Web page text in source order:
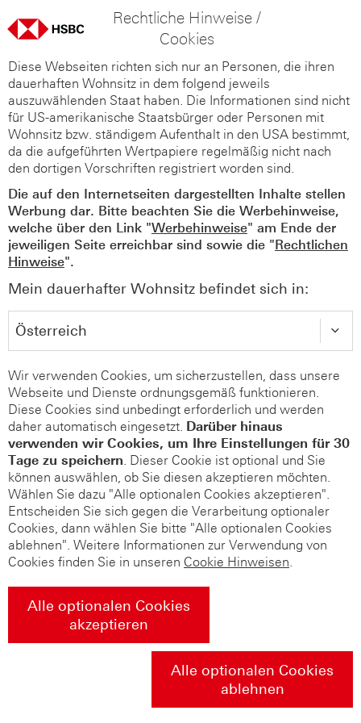
Rechtliche Hinweise /
Cookies
Diese Webseiten richten sich nur an Personen, die ihren
dauerhaften Wohnsitz in dem folgend jeweils
auszuwählenden Staat haben. Die Informationen sind nicht
für US-amerikanische Staatsbürger oder Personen mit
Wohnsitz bzw. ständigem Aufenthalt in den USA bestimmt,
da die aufgeführten Wertpapiere regelmäßig nicht nach
den dortigen Vorschriften registriert worden sind.
Die auf den Internetseiten dargestellten Inhalte stellen
Werbung dar. Bitte beachten Sie die Werbehinweise,
welche über den Link "Werbehinweise" am Ende der
jeweiligen Seite erreichbar sind sowie die "Rechtlichen
Hinweise".
Mein dauerhafter Wohnsitz befindet sich in:
Wir verwenden Cookies, um sicherzustellen, dass unsere
Webseite und Dienste ordnungsgemäß funktionieren.
Diese Cookies sind unbedingt erforderlich und werden
daher automatisch eingesetzt. Darüber hinaus
verwenden wir Cookies, um Ihre Einstellungen für 30
Tage zu speichern. Dieser Cookie ist optional und Sie
können auswählen, ob Sie diesen akzeptieren möchten.
Wählen Sie dazu "Alle optionalen Cookies akzeptieren".
Entscheiden Sie sich gegen die Verarbeitung optionaler
Cookies, dann wählen Sie bitte "Alle optionalen Cookies
ablehnen". Weitere Informationen zur Verwendung von
Cookies finden Sie in unseren Cookie Hinweisen.
Alle optionalen Cookies
akzeptieren
Alle optionalen Cookies
ablehnen